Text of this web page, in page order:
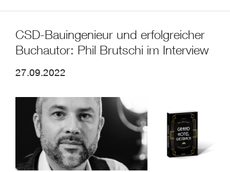
CSD-Bauingenieur und erfolgreicher
Buchautor: Phil Brutschi im Interview
27.09.2022